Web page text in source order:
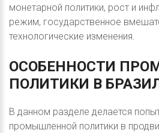
монетарной политики, рост и
режим, государственное
технологические изменения.
ОСОБЕННОСТИ
ПОЛИТИКИ В
В данном разделе делается
промышленной политики в